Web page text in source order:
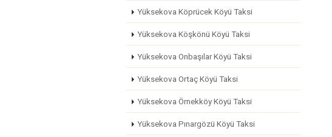
Yüksekova Köprücek Köyü Taksi
Yüksekova Köşkönü Köyü Taksi
Yüksekova Onbaşılar Köyü Taksi
Yüksekova Ortaç Köyü Taksi
Yüksekova Örnekköy Köyü Taksi
Yüksekova Pınargözü Köyü Taksi